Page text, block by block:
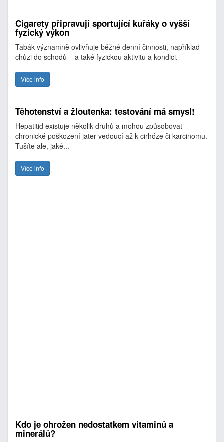
Cigarety připravují sportující kuřáky o vyšší
fyzický výkon
Tabák významně ovlivňuje běžné denní činnosti, například
chůzi do schodů – a také fyzickou aktivitu a kondici.
Více info
Těhotenství a žloutenka: testování má smysl!
Hepatitid existuje několik druhů a mohou způsobovat
chronické poškození jater vedoucí až k cirhóze či karcinomu.
Tušíte ale, jaké...
Více info
Kdo je ohrožen nedostatkem vitaminů a
minerálů?